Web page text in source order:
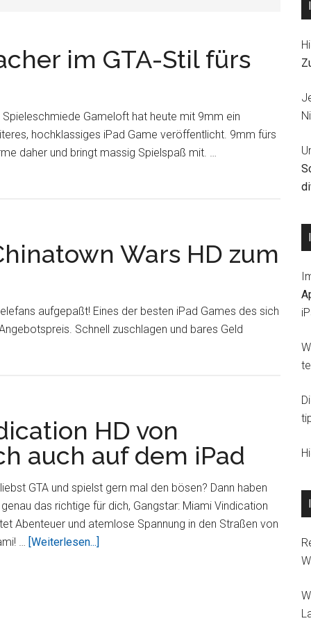
im GTA-Stil fürs
Spieleschmiede Gameloft hat heute mit 9mm ein
hochklassiges iPad Game veröffentlicht. 9mm fürs
daher und bringt massig Spielspaß mit. …
Wars HD zum
aufgepaßt! Eines der besten iPad Games des sich
Schnell zuschlagen und bares Geld
HD von
auch auf dem iPad
GTA und spielst gern mal den bösen? Dann haben
das richtige für dich, Gangstar: Miami Vindication
Abenteuer und atemlose Spannung in den Straßen von
… [Weiterlesen...]